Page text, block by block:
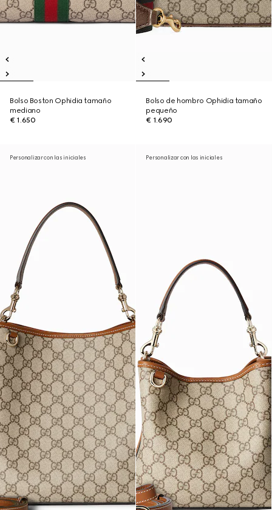
Bolso Boston Ophidia tamaño
mediano
€ 1.650
Bolso de hombro Ophidia tamaño
pequeño
€ 1.690
Personalizar con las iniciales Personalizar con las iniciales